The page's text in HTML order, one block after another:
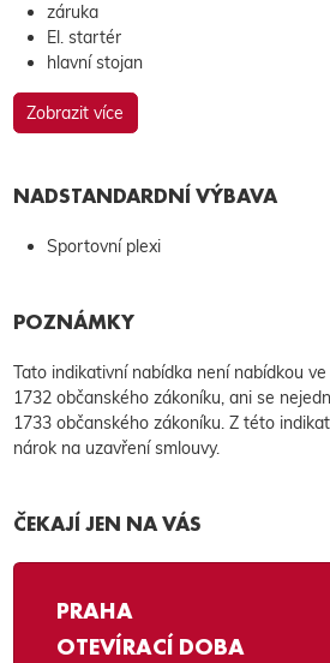
záruka
El. startér
hlavní stojan
Zobrazit více
NADSTANDARDNÍ VÝBAVA
Sportovní plexi
POZNÁMKY
Tato indikativní nabídka není nabídkou
1732 občanského zákoníku, ani se
1733 občanského zákoníku. Z této
nárok na uzavření smlouvy.
ČEKAJÍ JEN NA VÁS
PRAHA
OTEVÍRACÍ DOBA